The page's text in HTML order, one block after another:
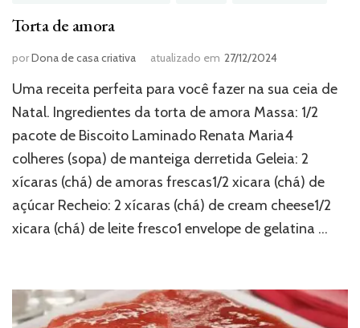
Torta de amora
porDona de casa criativa atualizado em 27/12/2024
Uma receita perfeita para você fazer na sua ceia de
Natal. Ingredientes da torta de amora Massa: 1/2
pacote de Biscoito Laminado Renata Maria4
colheres (sopa) de manteiga derretida Geleia: 2
xícaras (chá) de amoras frescas1/2 xicara (chá) de
açúcar Recheio: 2 xícaras (chá) de cream cheese1/2
xicara (chá) de leite fresco1 envelope de gelatina …